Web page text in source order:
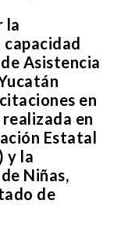
la
capacidad
Asistencia
en
en
Estatal
y la
Niñas,
de